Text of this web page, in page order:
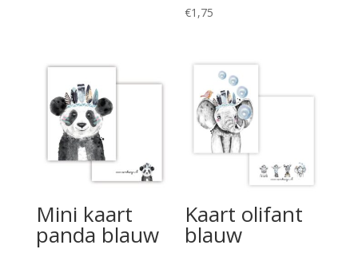
€1,75
Mini kaart
panda blauw
Kaart olifant
blauw